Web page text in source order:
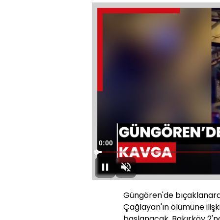
Oynat Sesi
Aç
Süre
0:00
Yüklendi:
Güngören'de
Çağlayan'ın ölümüne